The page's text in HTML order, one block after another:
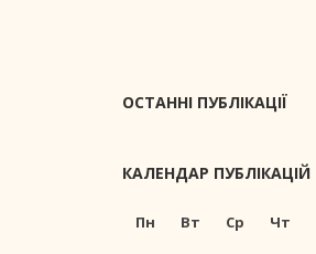
ОСТАННІ ПУБЛІКАЦІЇ
КАЛЕНДАР ПУБЛІКАЦІЙ
Пн Вт Ср Чт